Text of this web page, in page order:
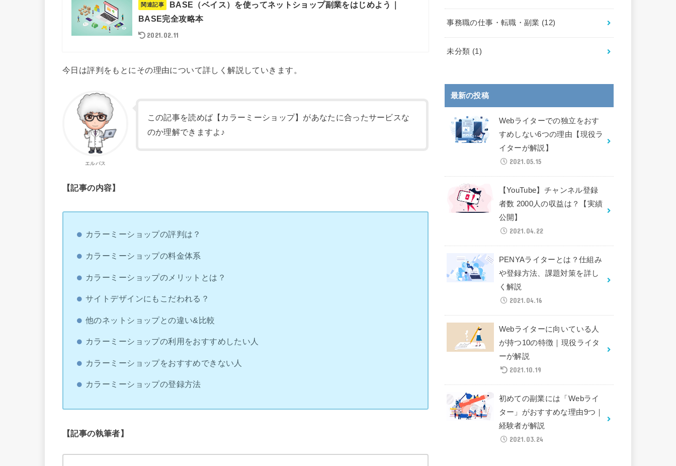
BASE（ベイス）を使ってネットショップ副業をはじめよう｜
BASE完全攻略本
2021.02.11
今日は評判をもとにその理由について詳しく解説していきます。
エルバス
この記事を読めば【カラーミーショップ】があなたに合ったサービスな
のか理解できますよ♪
【記事の内容】
カラーミーショップの評判は？
カラーミーショップの料金体系
カラーミーショップのメリットとは？
サイトデザインにもこだわれる？
他のネットショップとの違い&比較
カラーミーショップの利用をおすすめしたい人
カラーミーショップをおすすめできない人
カラーミーショップの登録方法
【記事の執筆者】
事務職の仕事・転職・副業 (12)
未分類 (1)
最新の投稿
Webライターでの独立をおす
すめしない6つの理由【現役ラ
イターが解説】
2021.05.15
【YouTube】チャンネル登録
者数 2000人の収益は？【実績
公開】
2021.04.22
PENYAライターとは？仕組み
や登録方法、課題対策を詳し
く解説
2021.04.16
Webライターに向いている人
が持つ10の特徴｜現役ライタ
ーが解説
2021.10.19
初めての副業には「Webライ
ター」がおすすめな理由9つ｜
経験者が解説
2021.03.24